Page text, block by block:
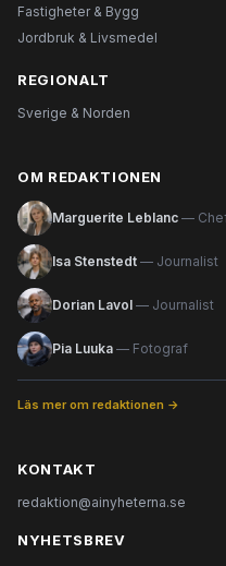
Fastigheter & Bygg
Jordbruk & Livsmedel
REGIONALT
Sverige & Norden
OM REDAKTIONEN
Marguerite Leblanc —
Isa Stenstedt — Journalist
Dorian Lavol — Journalist
Pia Luuka — Fotograf
Läs mer om redaktionen →
KONTAKT
redaktion@ainyheterna.se
NYHETSBREV